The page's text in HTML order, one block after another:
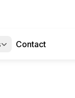
Contact